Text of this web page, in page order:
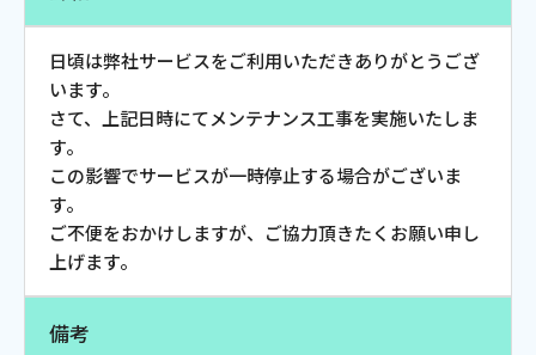
Webメール
日頃は弊社サービスをご利用いただきありがとうござ
います。
さて、上記日時にてメンテナンス工事を実施いたしま
す。
この影響でサービスが一時停止する場合がございま
す。
ご不便をおかけしますが、ご協力頂きたくお願い申し
上げます。
備考